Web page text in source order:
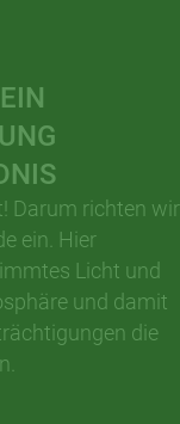
Darum richten wir
ein. Hier
Licht und
und damit
die